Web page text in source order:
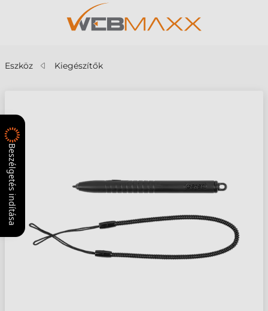
Eszköz Kiegészítők
Beszélgetés indítása